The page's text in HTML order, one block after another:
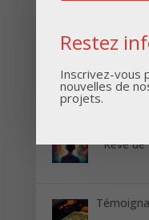
” Rêve de
Restez
Inscrivez-vous
nouvelles de
projets.